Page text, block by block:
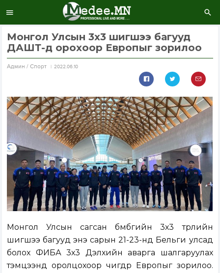
Монгол Улсын 3х3 шигшээ багууд
ДАШТ-д орохоор Европыг зорилоо
Aдмин / Спорт 2022.06.10
Монгол Улсын сагсан бөмбөгийн 3х3 төрлийн
шигшээ багууд энэ сарын 21-23-нд Бельги улсад
болох ФИБА 3х3 Дэлхийн аварга шалгаруулах
тэмцээнд оролцохоор өчигдөр Европыг зорилоо.